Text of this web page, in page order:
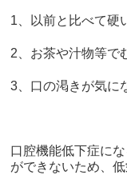
1、以前と比べて硬
2、お茶や汁物等で
3、口の渇きが気に
口腔機能低下症に
ができないため、